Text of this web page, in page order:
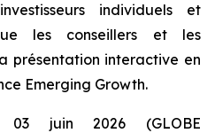
individuels et
les conseillers et les
présentation interactive en
Emerging Growth.
03 juin 2026 (GLOBE